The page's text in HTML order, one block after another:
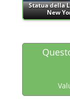
Statua della
New